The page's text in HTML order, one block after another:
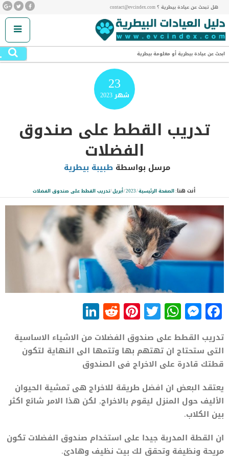
هل تبحث عن عيادة بيطرية ؟ contact@evcindex.com
ابحث عن عيادة بيطرية أو معلومة بيطرية
23
شهر2023
تدريب القطط على صندوق
الفضلات
مرسل بواسطة طبيبة بيطرية
أنت هنا:الصفحة الرئيسية/
2023
/أبريل/تدريب القطط على صندوق الفضلات
Facebook
Messenger
WhatsApp
Twitter
Pinterest
Reddit
تدريب القطط على صندوق الفضلات من الاشياء الاساسية
التى ستحتاج ان تهتهم بها وتتمها الى النهاية لتكون
قطتك قادرة على الاخراج فى الصندوق
يعتقد البعض ان افضل طريقة للاخراج هى تمشية الحيوان
الأليف حول المنزل ليقوم بالاخراج, لكن هذا الامر شائع اكثر
بين الكلاب.
ان القطة المدربة جيدا على استخدام صندوق الفضلات تكون
مريحة ونظيفة وتحقق لك بيت نظيف وهادئ.